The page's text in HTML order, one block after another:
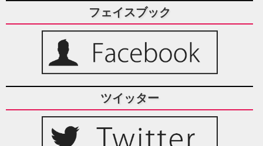
フェイスブック
ツイッター